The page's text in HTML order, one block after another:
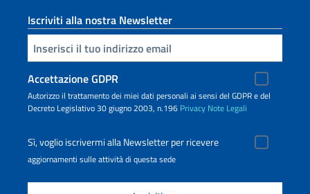
Iscriviti alla nostra Newsletter
Inserisci la tua email
Accettazione GDPR
Autorizzo il trattamento dei miei dati personali ai sensi del GDPR e del
Decreto Legislativo 30 giugno 2003, n.196 Privacy Note Legali
Sì, voglio iscrivermi alla Newsletter per ricevere
aggiornamenti sulle attività di questa sede